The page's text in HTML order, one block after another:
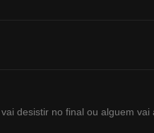
desistir no final ou alguem vai